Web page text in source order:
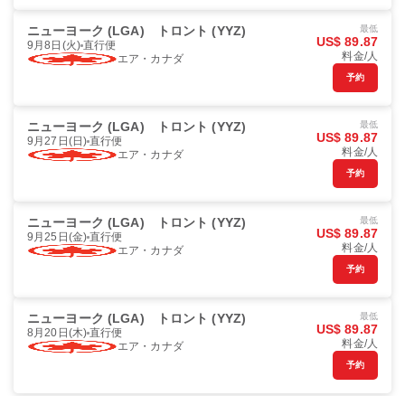
ニューヨーク (LGA) トロント (YYZ)
9月8日(火) 直行便
エア・カナダ
最低
US$ 89.87
料金/人
予約
ニューヨーク (LGA) トロント (YYZ)
9月27日(日) 直行便
エア・カナダ
最低
US$ 89.87
料金/人
予約
ニューヨーク (LGA) トロント (YYZ)
9月25日(金) 直行便
エア・カナダ
最低
US$ 89.87
料金/人
予約
ニューヨーク (LGA) トロント (YYZ)
8月20日(木) 直行便
エア・カナダ
最低
US$ 89.87
料金/人
予約